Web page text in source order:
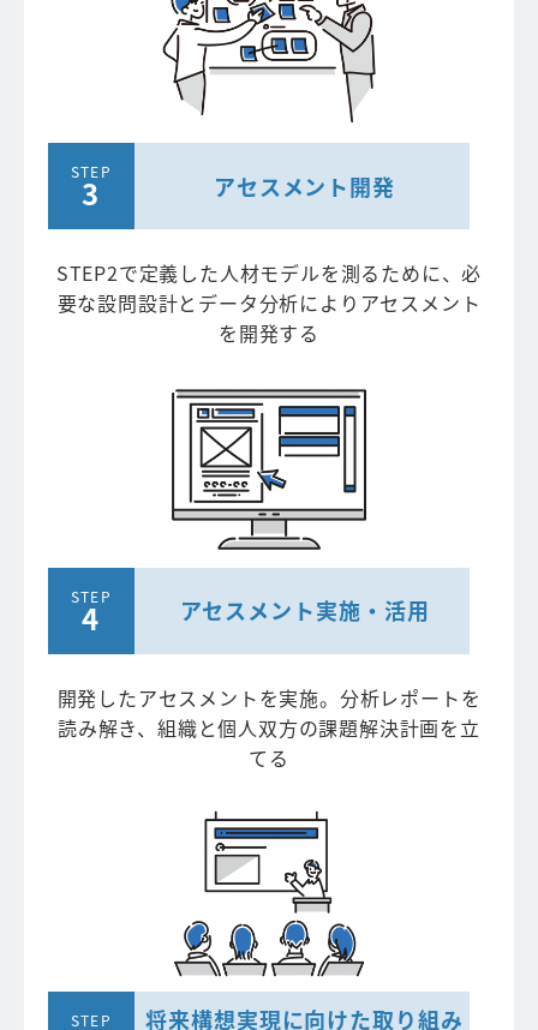
アセスメント開発
STEP2で定義した人材モデルを測るために、必
要な設問設計とデータ分析によりアセスメント
を開発する
アセスメント実施・活用
開発したアセスメントを実施。分析レポートを
読み解き、組織と個人双方の課題解決計画を立
てる
将来構想実現に向けた取り組み